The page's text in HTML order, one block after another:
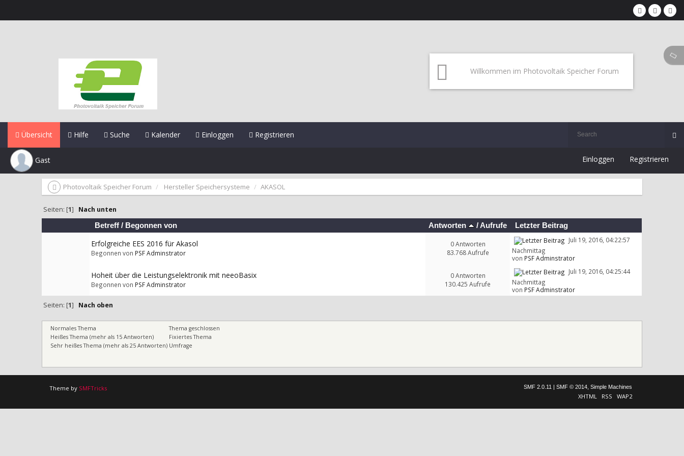
Willkommen im Photovoltaik Speicher Forum
Übersicht Hilfe Suche Kalender Einloggen Registrieren
Gast Einloggen Registrieren
Photovoltaik Speicher Forum Hersteller Speichersysteme AKASOL
Seiten: [1] Nach unten
Betreff / Begonnen von Antworten /Aufrufe Letzter Beitrag
Erfolgreiche EES 2016 für Akasol
Begonnen von PSF Adminstrator
0 Antworten
83.768 Aufrufe
Juli 19, 2016, 04:22:57
Nachmittag
von PSF Adminstrator
Hoheit über die Leistungselektronik mit neeoBasix
Begonnen von PSF Adminstrator
0 Antworten
130.425 Aufrufe
Juli 19, 2016, 04:25:44
Nachmittag
von PSF Adminstrator
Seiten: [1] Nach oben
Normales Thema
Heißes Thema (mehr als 15 Antworten)
Sehr heißes Thema (mehr als 25 Antworten)
Thema geschlossen
Fixiertes Thema
Umfrage
Theme by SMFTricks SMF 2.0.11 SMF © 2014, Simple Machines
XHTML RSS WAP2